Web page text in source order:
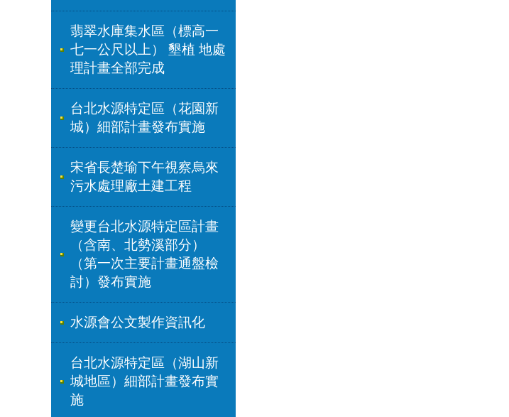
翡翠水庫集水區（標高一
七一公尺以上） 墾植 地處
理計畫全部完成
台北水源特定區（花園新
城）細部計畫發布實施
宋省長楚瑜下午視察烏來
污水處理廠土建工程
變更台北水源特定區計畫
（含南、北勢溪部分）
（第一次主要計畫通盤檢
討）發布實施
水源會公文製作資訊化
台北水源特定區（湖山新
城地區）細部計畫發布實
施